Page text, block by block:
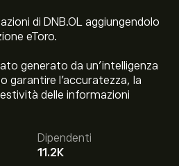
di DNB.OL aggiungendolo
eToro.
generato da un’intelligenza
garantire l'accuratezza, la
delle informazioni
Dipendenti
11.2K
DNB.OL è di 305.50‎kr‎.